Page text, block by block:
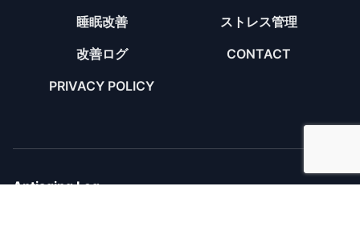
睡眠改善
ストレス管理
改善ログ
CONTACT
PRIVACY POLICY
Antiaging Log